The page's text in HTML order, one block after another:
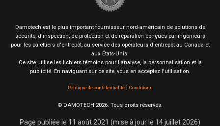
Damotech est le plus important fournisseur nord-américain de solutions de
sécurité, d'inspection, de protection et de réparation conçues par ingénieurs
pour les palettiers d'entrepôt, au service des opérateurs d'entrepôt au Canada et
aux États-Unis.
Ce site utilise les fichiers témoins pour l'analyse, la personnalisation et la
publicité. En naviguant sur ce site, vous en acceptez l'utilisation.
Politique de confidentialité| Conditions
© DAMOTECH 2026. Tous droits réservés.
Page publiée le 11 août 2021 (mise à jour le 14 juillet 2026)